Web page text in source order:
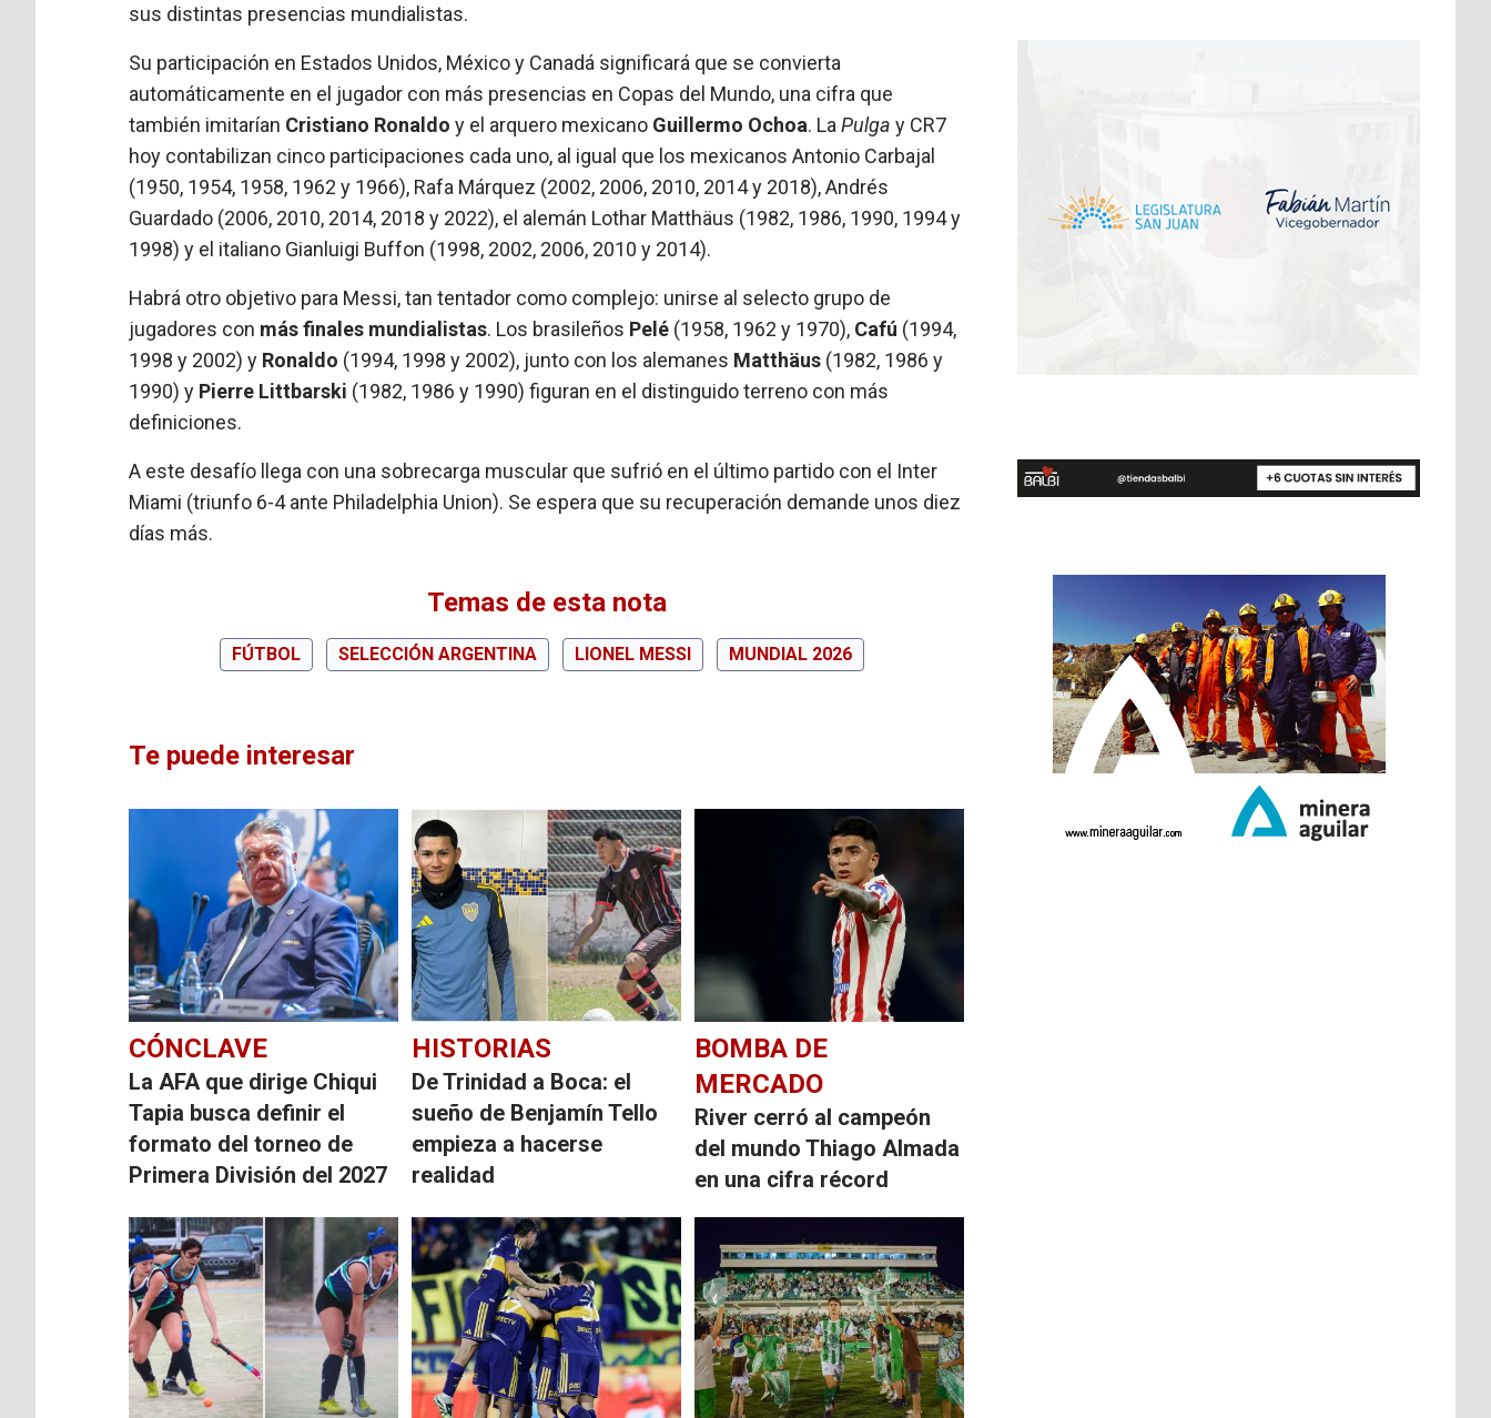
sus distintas presencias mundialistas.
Su participación en Estados Unidos, México y Canadá significará que se convierta
automáticamente en el jugador con más presencias en Copas del Mundo, una cifra que
también imitarían Cristiano Ronaldo y el arquero mexicano Guillermo Ochoa. LaPulga y CR7
hoy contabilizan cinco participaciones cada uno, al igual que los mexicanos Antonio Carbajal
(1950, 1954, 1958, 1962 y 1966), Rafa Márquez (2002, 2006, 2010, 2014 y 2018), Andrés
Guardado (2006, 2010, 2014, 2018 y 2022), el alemán Lothar Matthäus (1982, 1986, 1990, 1994 y
1998) y el italiano Gianluigi Buffon (1998, 2002, 2006, 2010 y 2014).
Habrá otro objetivo para Messi, tan tentador como complejo: unirse al selecto grupo de
jugadores con más finales mundialistas. Los brasileños Pelé (1958, 1962 y 1970), Cafú (1994,
1998 y 2002) y Ronaldo (1994, 1998 y 2002), junto con los alemanes Matthäus (1982, 1986 y
1990) y Pierre Littbarski (1982, 1986 y 1990) figuran en el distinguido terreno con más
definiciones.
A este desafío llega con una sobrecarga muscular que sufrió en el último partido con el Inter
Miami (triunfo 6-4 ante Philadelphia Union). Se espera que su recuperación demande unos diez
días más.
Temas de esta nota
FÚTBOL SELECCIÓN ARGENTINA LIONEL MESSI MUNDIAL 2026
Te puede interesar
CÓNCLAVE
La AFA que dirige Chiqui
Tapia busca definir el
formato del torneo de
Primera División del 2027
HISTORIAS
De Trinidad a Boca: el
sueño de Benjamín Tello
empieza a hacerse
realidad
BOMBA DE
MERCADO
River cerró al campeón
del mundo Thiago Almada
en una cifra récord